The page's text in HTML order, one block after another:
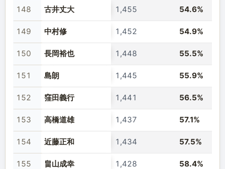
148 古井丈大 1,455 54.6%
149 中村修 1,452 54.9%
150 長岡裕也 1,448 55.5%
151 島朗 1,445 55.9%
152 窪田義行 1,441 56.5%
153 高橋道雄 1,437 57.1%
154 近藤正和 1,434 57.5%
155 畠山成幸 1,428 58.4%